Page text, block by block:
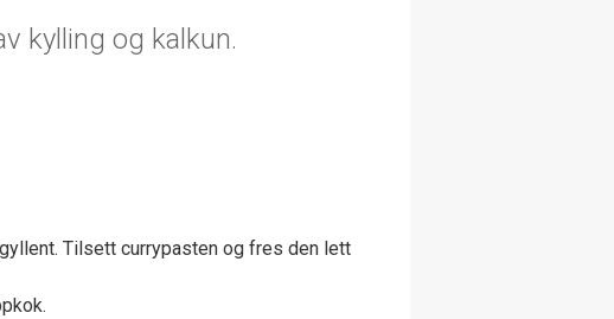
kylling og kalkun.
Tilsett currypasten og fres den lett